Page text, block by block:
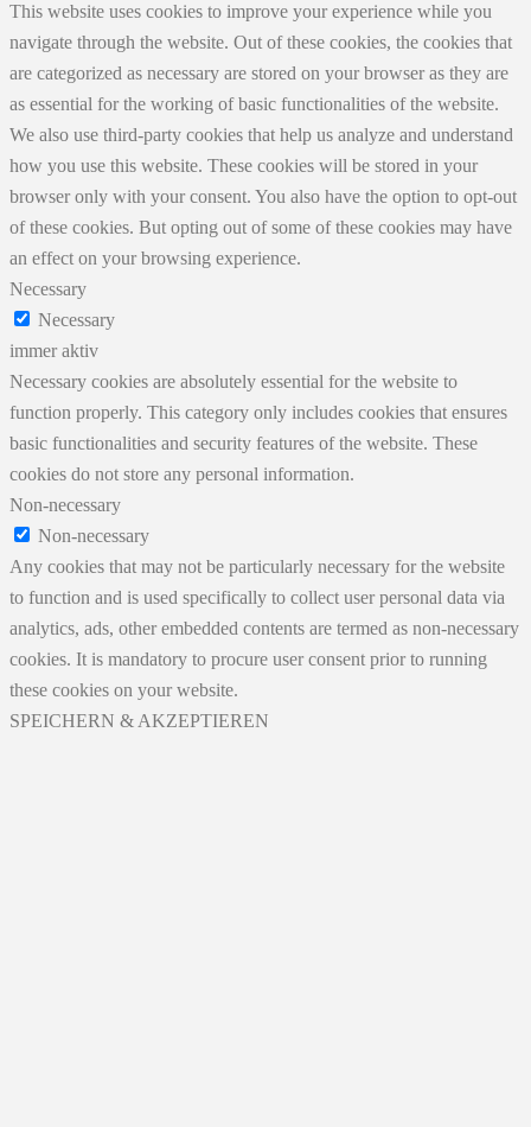
This website uses cookies to improve your experience while you
navigate through the website. Out of these cookies, the cookies that
are categorized as necessary are stored on your browser as they are
as essential for the working of basic functionalities of the website.
We also use third-party cookies that help us analyze and understand
how you use this website. These cookies will be stored in your
browser only with your consent. You also have the option to opt-out
of these cookies. But opting out of some of these cookies may have
an effect on your browsing experience.
Necessary
Necessary
immer aktiv
Necessary cookies are absolutely essential for the website to
function properly. This category only includes cookies that ensures
basic functionalities and security features of the website. These
cookies do not store any personal information.
Non-necessary
Non-necessary
Any cookies that may not be particularly necessary for the website
to function and is used specifically to collect user personal data via
analytics, ads, other embedded contents are termed as non-necessary
cookies. It is mandatory to procure user consent prior to running
these cookies on your website.
SPEICHERN & AKZEPTIEREN